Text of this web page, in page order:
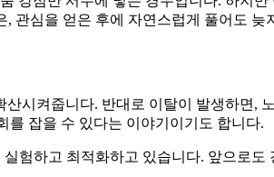
관심을 얻은 후에 자연스럽게 풀어도 늦
시켜줍니다. 반대로 이탈이 발생하면,
를 잡을 수 있다는 이야기이기도 합니다.
험하고 최적화하고 있습니다. 앞으로도